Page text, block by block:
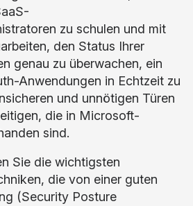
zu schulen und mit
den Status Ihrer
genau zu überwachen, ein
Anwendungen in Echtzeit zu
und unnötigen Türen
die in Microsoft-
sind.
Sie die wichtigsten
die von einer guten
(Security Posture